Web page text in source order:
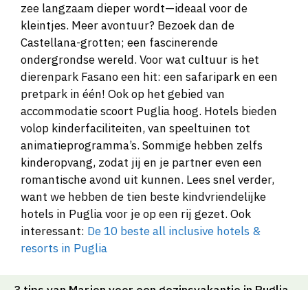
zee langzaam dieper wordt—ideaal voor de
kleintjes. Meer avontuur? Bezoek dan de
Castellana-grotten; een fascinerende
ondergrondse wereld. Voor wat cultuur is het
dierenpark Fasano een hit: een safaripark en een
pretpark in één! Ook op het gebied van
accommodatie scoort Puglia hoog. Hotels bieden
volop kinderfaciliteiten, van speeltuinen tot
animatieprogramma’s. Sommige hebben zelfs
kinderopvang, zodat jij en je partner even een
romantische avond uit kunnen. Lees snel verder,
want we hebben de tien beste kindvriendelijke
hotels in Puglia voor je op een rij gezet. Ook
interessant: De 10 beste all inclusive hotels &
resorts in Puglia